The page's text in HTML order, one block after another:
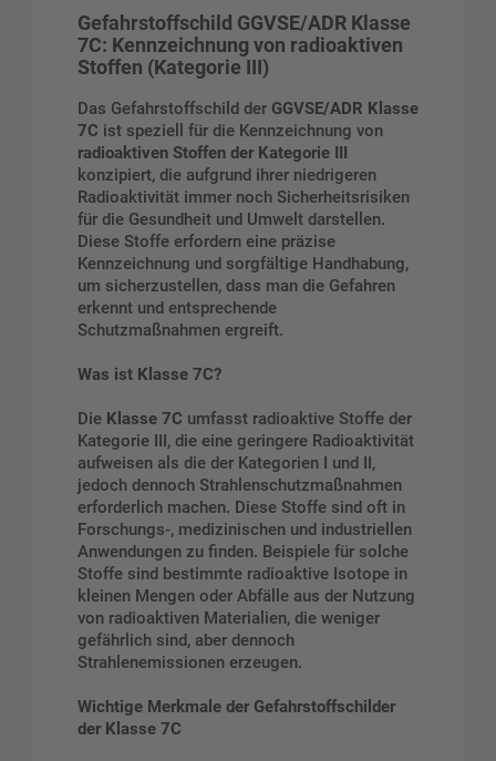
Gefahrstoffschild GGVSE/ADR Klasse
7C: Kennzeichnung von radioaktiven
Stoffen (Kategorie III)
Das Gefahrstoffschild der GGVSE/ADR Klasse
7C ist speziell für die Kennzeichnung von
radioaktiven Stoffen der Kategorie III
konzipiert, die aufgrund ihrer niedrigeren
Radioaktivität immer noch Sicherheitsrisiken
für die Gesundheit und Umwelt darstellen.
Diese Stoffe erfordern eine präzise
Kennzeichnung und sorgfältige Handhabung,
um sicherzustellen, dass man die Gefahren
erkennt und entsprechende
Schutzmaßnahmen ergreift.
Was ist Klasse 7C?
Die Klasse 7C umfasst radioaktive Stoffe der
Kategorie III, die eine geringere Radioaktivität
aufweisen als die der Kategorien I und II,
jedoch dennoch Strahlenschutzmaßnahmen
erforderlich machen. Diese Stoffe sind oft in
Forschungs-, medizinischen und industriellen
Anwendungen zu finden. Beispiele für solche
Stoffe sind bestimmte radioaktive Isotope in
kleinen Mengen oder Abfälle aus der Nutzung
von radioaktiven Materialien, die weniger
gefährlich sind, aber dennoch
Strahlenemissionen erzeugen.
Wichtige Merkmale der Gefahrstoffschilder
der Klasse 7C